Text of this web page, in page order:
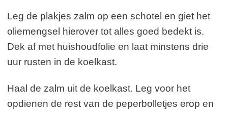
Leg de plakjes zalm op een schotel en giet het
oliemengsel hierover tot alles goed bedekt is.
Dek af met huishoudfolie en laat minstens drie
uur rusten in de koelkast.
Haal de zalm uit de koelkast. Leg voor het
opdienen de rest van de peperbolletjes erop en